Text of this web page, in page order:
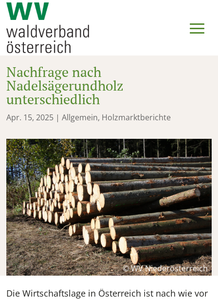
Nachfrage nach
Nadelsägerundholz
unterschiedlich
Apr. 15, 2025 |Allgemein, Holzmarktberichte
© WV Niederösterreich
Die Wirtschaftslage in Österreich ist nach wie vor